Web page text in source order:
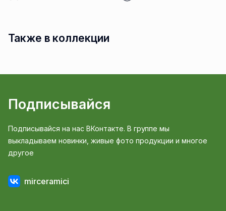
Также в коллекции
Подписывайся
Подписывайся на нас ВКонтакте. В группе мы
выкладываем новинки, живые фото продукции и многое
другое
mirceramici